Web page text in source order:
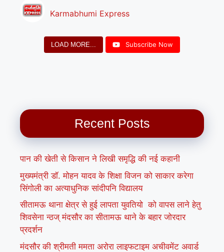
Karmabhumi Express
LOAD MORE... Subscribe Now
Recent Posts
पान की खेती से किसान ने लिखी समृद्धि की नई कहानी
मुख्यमंत्री डॉ. मोहन यादव के शिक्षा विजन को साकार करेगा
सिंगोली का अत्याधुनिक सांदीपनि विद्यालय
सीतामऊ थाना क्षेत्र से हुई लापता युवतियो को वापस लाने हेतु
शिवसेना न्ठज् मंदसौर का सीतामऊ थाने के बहार जोरदार
प्रदर्शन
मंदसौर की श्रीमती ममता अरोरा लाइफटाइम अचीवमेंट अवार्ड